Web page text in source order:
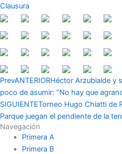
Clausura
PrevANTERIORHéctor Arzubialde y
poco de asumir: “No hay que
SIGUIENTETorneo Hugo Chiatti de
Parque juegan el pendiente de la
Navegación
Primera A
Primera B